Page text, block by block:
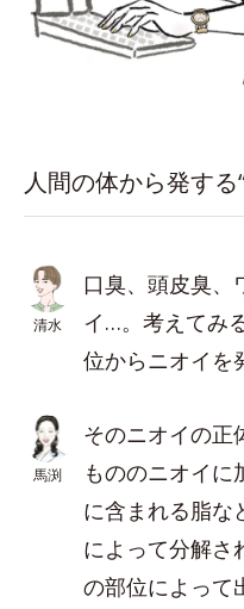
人間の体から発する
清水
口臭、頭皮臭、
イ…。考えてみ
位からニオイを
馬渕
そのニオイの正
もののニオイに
に含まれる脂な
によって分解さ
の部位によって